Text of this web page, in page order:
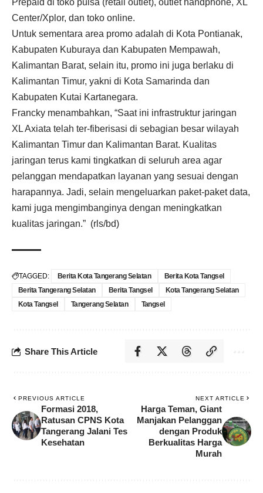
Prepaid di toko pulsa (retail outlet), outlet handphone, XL
Center/Xplor, dan toko online.
Untuk sementara area promo adalah di Kota Pontianak,
Kabupaten Kuburaya dan Kabupaten Mempawah,
Kalimantan Barat, selain itu, promo ini juga berlaku di
Kalimantan Timur, yakni di Kota Samarinda dan
Kabupaten Kutai Kartanegara.
Francky menambahkan, “Saat ini infrastruktur jaringan
XL Axiata telah ter-fiberisasi di sebagian besar wilayah
Kalimantan Timur dan Kalimantan Barat. Kualitas
jaringan terus kami tingkatkan di seluruh area agar
pelanggan mendapatkan layanan yang sesuai dengan
harapannya. Jadi, selain mengeluarkan paket-paket data,
kami juga mengimbanginya dengan meningkatkan
kualitas jaringan.” (rls/bd)
TAGGED: Berita Kota Tangerang Selatan
Berita Kota Tangsel
Berita Tangerang Selatan
Berita Tangsel
Kota Tangerang Selatan
Kota Tangsel
Tangerang Selatan Tangsel
Share This Article
PREVIOUS ARTICLE
Formasi 2018,
Ratusan CPNS Kota
Tangerang Jalani Tes
Kesehatan
NEXT ARTICLE
Harga Teman, Giant
Manjakan Pelanggan
dengan Produk
Berkualitas Harga
Murah